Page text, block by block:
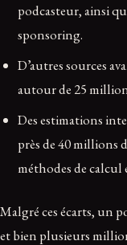
podcasteur, ainsi
sponsoring.
D’autres sources
autour de 25
Des estimations
près de 40 millions
méthodes de calcul
Malgré ces écarts, un
et bien plusieurs